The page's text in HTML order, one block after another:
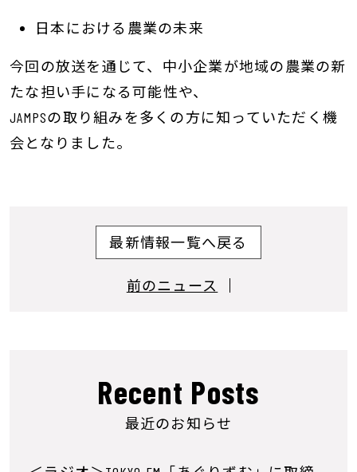
日本における農業の未来
今回の放送を通じて、中小企業が地域の農業の新
たな担い手になる可能性や、
JAMPSの取り組みを多くの方に知っていただく機
会となりました。
投稿ナビゲーション
最新情報一覧へ戻る
前のニュース
Recent Posts
最近のお知らせ